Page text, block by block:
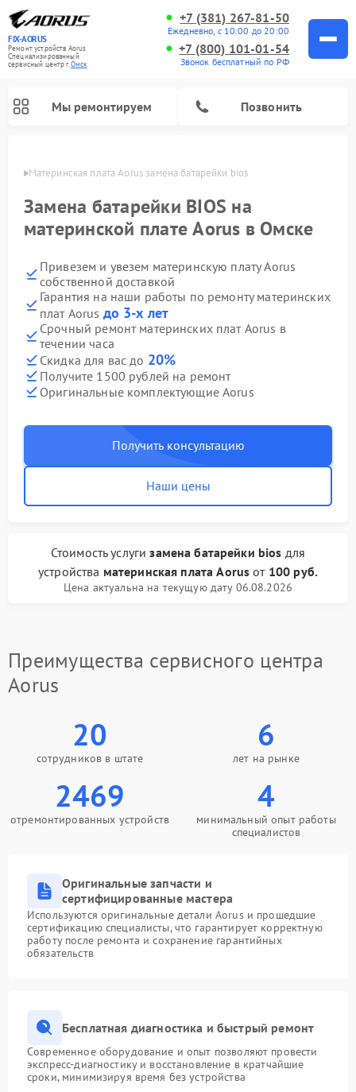
FIX-AORUS
Ремонт устройств Aorus
Специализированный
cервисный центр г.Омск
+7 (381) 267-81-50
Ежедневно, с 10:00 до 20:00
+7 (800) 101-01-54
Звонок бесплатный по РФ
Мы ремонтируем Позвонить
Материнская плата Aorus замена батарейки bios
Замена батарейки BIOS на
материнской плате Aorus в Омске
Привезем и увезем материнскую плату Aorus
собственной доставкой
Гарантия на наши работы по ремонту материнских
плат Aorus до 3-х лет
Срочный ремонт материнских плат Aorus в
течении часа
Скидка для вас до 20%
Получите 1500 рублей на ремонт
Оригинальные комплектующие Aorus
Получить консультацию
Наши цены
Стоимость услугизамена батарейки bios для
устройства материнская плата Aorus от 100 руб.
Цена актуальна на текущую дату 06.08.2026
Преимущества сервисного центра
Aorus
20
сотрудников в штате
6
лет на рынке
2469
отремонтированных устройств
4
минимальный опыт работы
специалистов
Оригинальные запчасти и
сертифицированные мастера
Используются оригинальные детали Aorus и прошедшие
сертификацию специалисты, что гарантирует корректную
работу после ремонта и сохранение гарантийных
обязательств
Бесплатная диагностика и быстрый ремонт
Современное оборудование и опыт позволяют провести
экспресс-диагностику и восстановление в кратчайшие
сроки, минимизируя время без устройства